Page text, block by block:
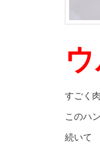
すごく
このハ
続いて